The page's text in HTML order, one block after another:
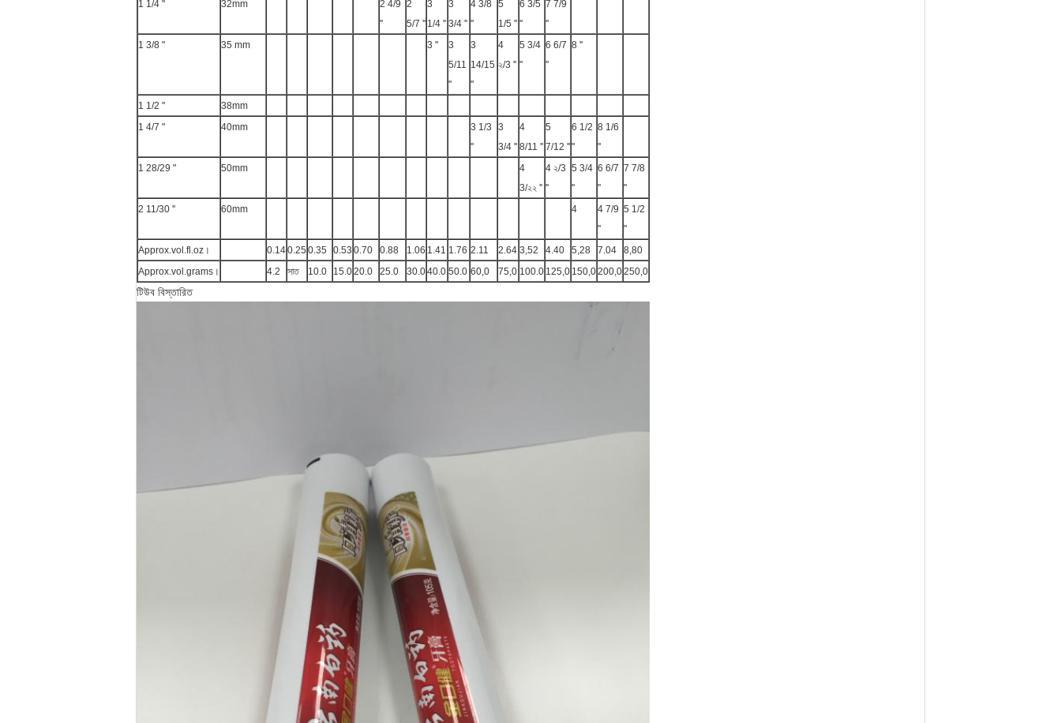
1 1/4 " 32mm
2 4/9
''
2
5/7 ''
3
1/4 ''
3
3/4 ''
4 3/8
''
5
1/5 ''
6 3/5
''
7 7/9
''
1 3/8 "
35 mm 3 ''
3
5/11
''
3
14/15
''
4
২/3 ''
5 3/4
''
6 6/7
''
8 ''
1 1/2 "
38mm
1 4/7 "
40mm
3 1/3
''
3
3/4 ''
4
8/11 ''
5
7/12 ''
6 1/2
''
8 1/6
''
1 28/29 "
50mm
4
3/২২ ''
4 ২/3
''
5 3/4
''
6 6/7
''
7 7/8
''
2 11/30 ''
60mm 4
4 7/9
''
5 1/2
''
Approx.vol.fl.oz।
0.140.25 0.35 0.53 0.70 0.88 1.06 1.41 1.76 2.11 2.64 3,52 4.40 5,28 7.04
8,80
Approx.vol.grams।
4.2 সাত 10.0 15.020.0 25.0 30.040.0 50.0 60,0 75,0 100.0 125,0 150,0200,0250,0
টিউব বিস্তারিত